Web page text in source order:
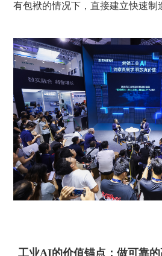
有包袱的情况下，直接建立快速制
工业AI的价值锚点：做可靠